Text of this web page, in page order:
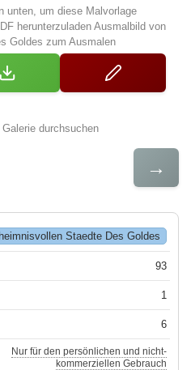
unten, um diese Malvorlage
herunterzuladen Ausmalbild von
Goldes zum Ausmalen
durchsuchen
→
Staedte Des Goldes
93
1
6
Nur für den persönlichen und nicht-
kommerziellen Gebrauch